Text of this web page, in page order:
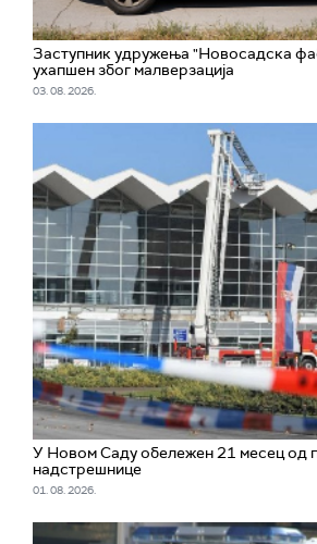
Заступник удружења "Новосадска
ухапшен због малверзација
03. 08. 2026.
У Новом Саду обележен 21 месец од
надстрешнице
01. 08. 2026.